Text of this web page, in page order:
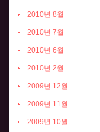
2010년 8월
2010년 7월
2010년 6월
2010년 2월
2009년 12월
2009년 11월
2009년 10월